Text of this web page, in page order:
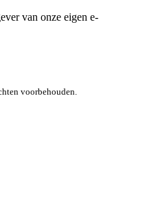
van onze eigen e-
voorbehouden.